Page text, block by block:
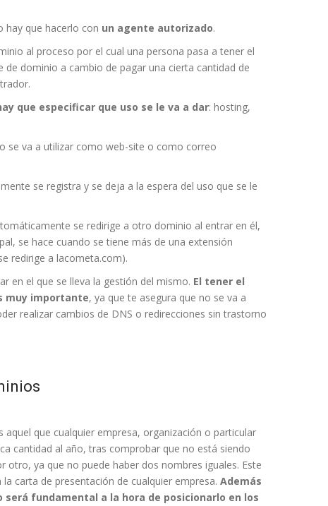
hay que hacerlo con un agente autorizado.
al proceso por el cual una persona pasa a tener el
de dominio a cambio de pagar una cierta cantidad de
que especificar que uso se le va a dar: hosting,
se va a utilizar como web-site o como correo
se registra y se deja a la espera del uso que se le
se redirige a otro dominio al entrar en él,
se hace cuando se tiene más de una extensión
redirige a lacometa.com).
en el que se lleva la gestión del mismo. El tener el
muy importante, ya que te asegura que no se va a
realizar cambios de DNS o redirecciones sin trastorno
aquel que cualquier empresa, organización o particular
cantidad al año, tras comprobar que no está siendo
otro, ya que no puede haber dos nombres iguales. Este
carta de presentación de cualquier empresa. Además
será fundamental a la hora de posicionarlo en los